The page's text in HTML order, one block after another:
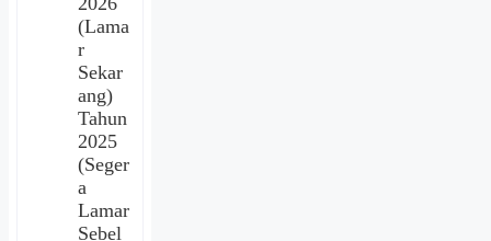
(Lama
r
Sekar
ang)
Tahun
2025
(Seger
a
Lamar
Sebel